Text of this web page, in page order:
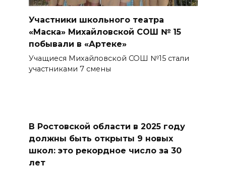
Участники школьного театра
«Маска» Михайловской СОШ № 15
побывали в «Артеке»
Учащиеся Михайловской СОШ №15 стали
участниками 7 смены
В Ростовской области в 2025 году
должны быть открыты 9 новых
школ: это рекордное число за 30
лет